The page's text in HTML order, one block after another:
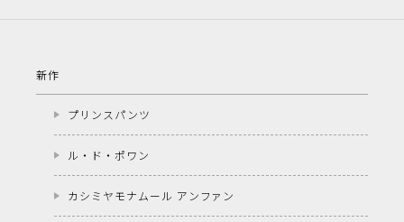
新作
プリンスパンツ
ル・ド・ポワン
カシミヤモナムール アンファン